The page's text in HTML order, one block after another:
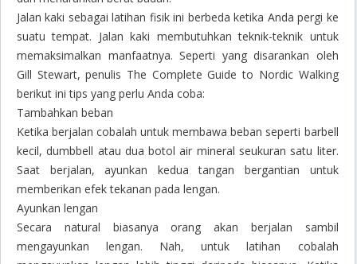
Jalan kaki sebagai latihan fisik ini berbeda ketika Anda pergi ke
suatu tempat. Jalan kaki membutuhkan teknik-teknik untuk
memaksimalkan manfaatnya. Seperti yang disarankan oleh
Gill Stewart, penulis The Complete Guide to Nordic Walking
berikut ini tips yang perlu Anda coba:
Tambahkan beban
Ketika berjalan cobalah untuk membawa beban seperti barbell
kecil, dumbbell atau dua botol air mineral seukuran satu liter.
Saat berjalan, ayunkan kedua tangan bergantian untuk
memberikan efek tekanan pada lengan.
Ayunkan lengan
Secara natural biasanya orang akan berjalan sambil
mengayunkan lengan. Nah, untuk latihan cobalah